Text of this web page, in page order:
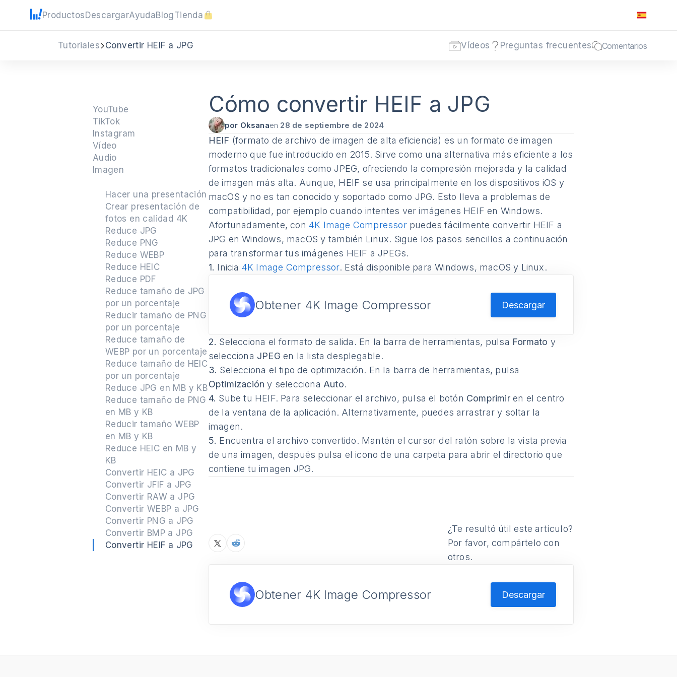
ProductosDescargarAyudaBlogTienda
Tutoriales Convertir HEIF a JPG Vídeos Preguntas frecuentes Comentarios
YouTube
TikTok
Instagram
Vídeo
Audio
Imagen
Hacer una presentación
Crear presentación de
fotos en calidad 4K
Reduce JPG
Reduce PNG
Reduce WEBP
Reduce HEIC
Reduce PDF
Reduce tamaño de JPG
por un porcentaje
Reducir tamaño de PNG
por un porcentaje
Reduce tamaño de
WEBP por un porcentaje
Reduce tamaño de HEIC
por un porcentaje
Reduce JPG en MB y KB
Reduce tamaño de PNG
en MB y KB
Reducir tamaño WEBP
en MB y KB
Reduce HEIC en MB y
KB
Convertir HEIC a JPG
Convertir JFIF a JPG
Convertir RAW a JPG
Convertir WEBP a JPG
Convertir PNG a JPG
Convertir BMP a JPG
Convertir HEIF a JPG
Cómo convertir HEIF a JPG
por Oksanaen 28 de septiembre de 2024
HEIF (formato de archivo de imagen de alta eficiencia) es un formato de imagen
moderno que fue introducido en 2015. Sirve como una alternativa más eficiente a los
formatos tradicionales como JPEG, ofreciendo la compresión mejorada y la calidad
de imagen más alta. Aunque, HEIF se usa principalmente en los dispositivos iOS y
macOS y no es tan conocido y soportado como JPG. Esto lleva a problemas de
compatibilidad, por ejemplo cuando intentes ver imágenes HEIF en Windows.
Afortunadamente, con4K Image Compressorpuedes fácilmente convertir HEIF a
JPG en Windows, macOS y también Linux. Sigue los pasos sencillos a continuación
para transformar tus imágenes HEIF a JPEGs.
1. Inicia 4K Image Compressor. Está disponible para Windows, macOS y Linux.
Obtener 4K Image Compressor Descargar
2. Selecciona el formato de salida. En la barra de herramientas, pulsa Formato y
selecciona JPEG en la lista desplegable.
3. Selecciona el tipo de optimización. En la barra de herramientas, pulsa
Optimización y selecciona Auto.
4. Sube tu HEIF. Para seleccionar el archivo, pulsa el botón Comprimiren el centro
de la ventana de la aplicación. Alternativamente, puedes arrastrar y soltar la
imagen.
5. Encuentra el archivo convertido. Mantén el cursor del ratón sobre la vista previa
de una imagen, después pulsa el icono de una carpeta para abrir el directorio que
contiene tu imagen JPG.
¿Te resultó útil este artículo?
Por favor, compártelo con
otros.
Obtener 4K Image Compressor Descargar